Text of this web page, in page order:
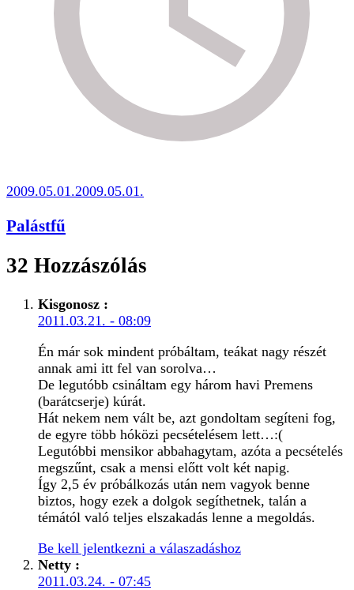
2009.05.01.2009.05.01.
Palástfű
32 Hozzászólás
Kisgonosz :
2011.03.21. - 08:09
Én már sok mindent próbáltam, teákat nagy részét
annak ami itt fel van sorolva…
De legutóbb csináltam egy három havi Premens
(barátcserje) kúrát.
Hát nekem nem vált be, azt gondoltam segíteni fog,
de egyre több hóközi pecsételésem lett…:(
Legutóbbi mensikor abbahagytam, azóta a pecsételés
megszűnt, csak a mensi előtt volt két napig.
Így 2,5 év próbálkozás után nem vagyok benne
biztos, hogy ezek a dolgok segíthetnek, talán a
témától való teljes elszakadás lenne a megoldás.
Be kell jelentkezni a válaszadáshoz
Netty :
2011.03.24. - 07:45